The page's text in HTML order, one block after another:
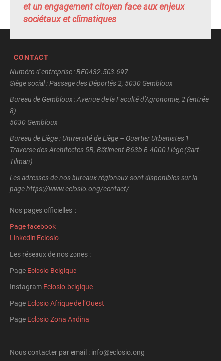
et un engagement citoyen face aux enjeux
sociétaux et climatiques
CONTACT
Numéro d’entreprise : BE0432.503.697
Siège social : Passage des Déportés 2, 5030 Gembloux
Bureau de Gembloux : Avenue de la Faculté d’Agronomie, 2 (entrée
8)
5030 Gembloux
Bureau de Liège : Université de Liège – Quartier Urbanistes 1
Traverse des Architectes 5B, Bâtiment B63b B-4000 Liège (Sart-
Tilman)
Les adresses de nos bureaux régionaux sont disponibles sur la
page https://www.eclosio.ong/contact/
Nos pages officielles :
Page facebook
Linkedin Eclosio
Les réseaux de nos zones :
Page Eclosio Belgique
Instagram Eclosio.belgique
Page Eclosio Afrique de l’Ouest
Page Eclosio Zona Andina
Nous contacter par email : info@eclosio.ong